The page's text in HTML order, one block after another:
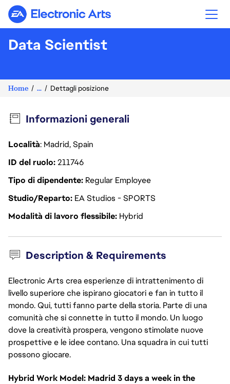
Electronic Arts
Data Scientist
Home ... Dettagli posizione
Informazioni generali
Località: Madrid, Spain
ID del ruolo211746
Tipo di dipendente Regular Employee
Studio/Reparto EA Studios - SPORTS
Modalità di lavoro flessibile Hybrid
Description & Requirements
Electronic Arts crea esperienze di intrattenimento di
livello superiore che ispirano giocatori e fan in tutto il
mondo. Qui, tutti fanno parte della storia. Parte di una
comunità che si connette in tutto il mondo. Un luogo
dove la creatività prospera, vengono stimolate nuove
prospettive e le idee contano. Una squadra in cui tutti
possono giocare.
Hybrid Work Model: Madrid 3 days a week in the